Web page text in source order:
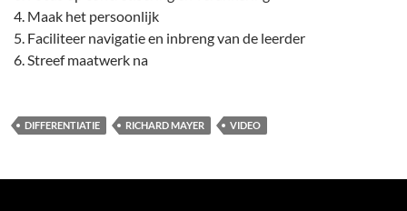
Maak het persoonlijk
Faciliteer navigatie en inbreng van de leerder
Streef maatwerk na
DIFFERENTIATIE RICHARD MAYER VIDEO